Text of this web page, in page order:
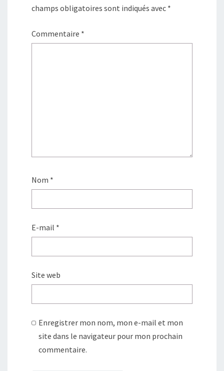
champs obligatoires sont indiqués avec *
Commentaire *
Nom *
E-mail *
Site web
Enregistrer mon nom, mon e-mail et mon
site dans le navigateur pour mon prochain
commentaire.